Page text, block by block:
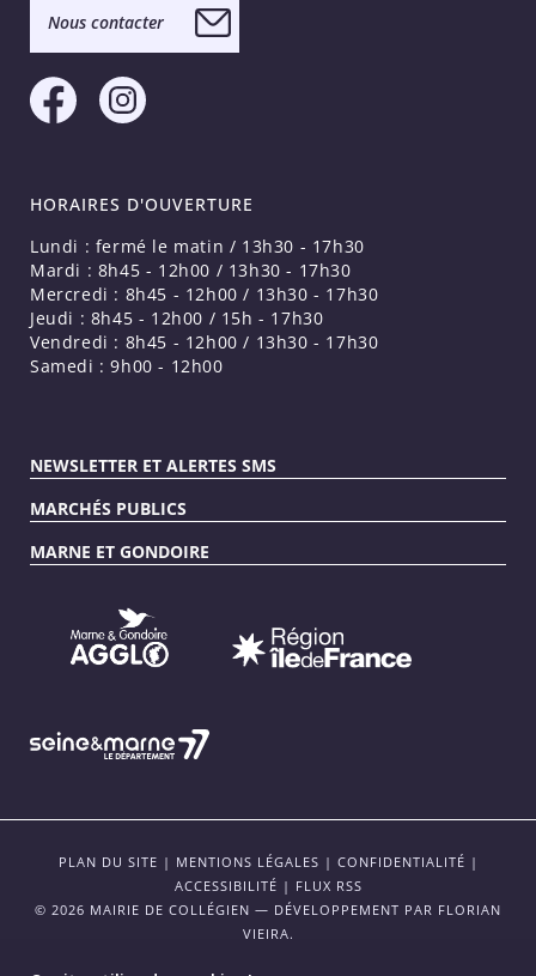
Nous contacter
HORAIRES D'OUVERTURE
Lundi : fermé le matin / 13h30 - 17h30
Mardi : 8h45 - 12h00 / 13h30 - 17h30
Mercredi : 8h45 - 12h00 / 13h30 - 17h30
Jeudi : 8h45 - 12h00 / 15h - 17h30
Vendredi : 8h45 - 12h00 / 13h30 - 17h30
Samedi : 9h00 - 12h00
NEWSLETTER ET ALERTES SMS
MARCHÉS PUBLICS
MARNE ET GONDOIRE
PLAN DU SITE | MENTIONS LÉGALES | CONFIDENTIALITÉ |
ACCESSIBILITÉ | FLUX RSS
© 2026 MAIRIE DE COLLÉGIEN — DÉVELOPPEMENT PAR FLORIAN
VIEIRA.